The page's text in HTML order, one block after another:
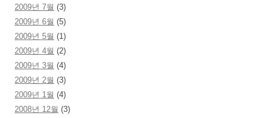
2009년 7월 (3)
2009년 6월 (5)
2009년 5월 (1)
2009년 4월 (2)
2009년 3월 (4)
2009년 2월 (3)
2009년 1월 (4)
2008년 12월 (3)